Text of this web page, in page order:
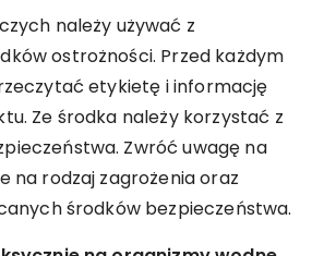
należy używać z
ostrożności. Przed każdym
etykietę i informację
Ze środka należy korzystać z
Zwróć uwagę na
na rodzaj zagrożenia oraz
środków bezpieczeństwa.